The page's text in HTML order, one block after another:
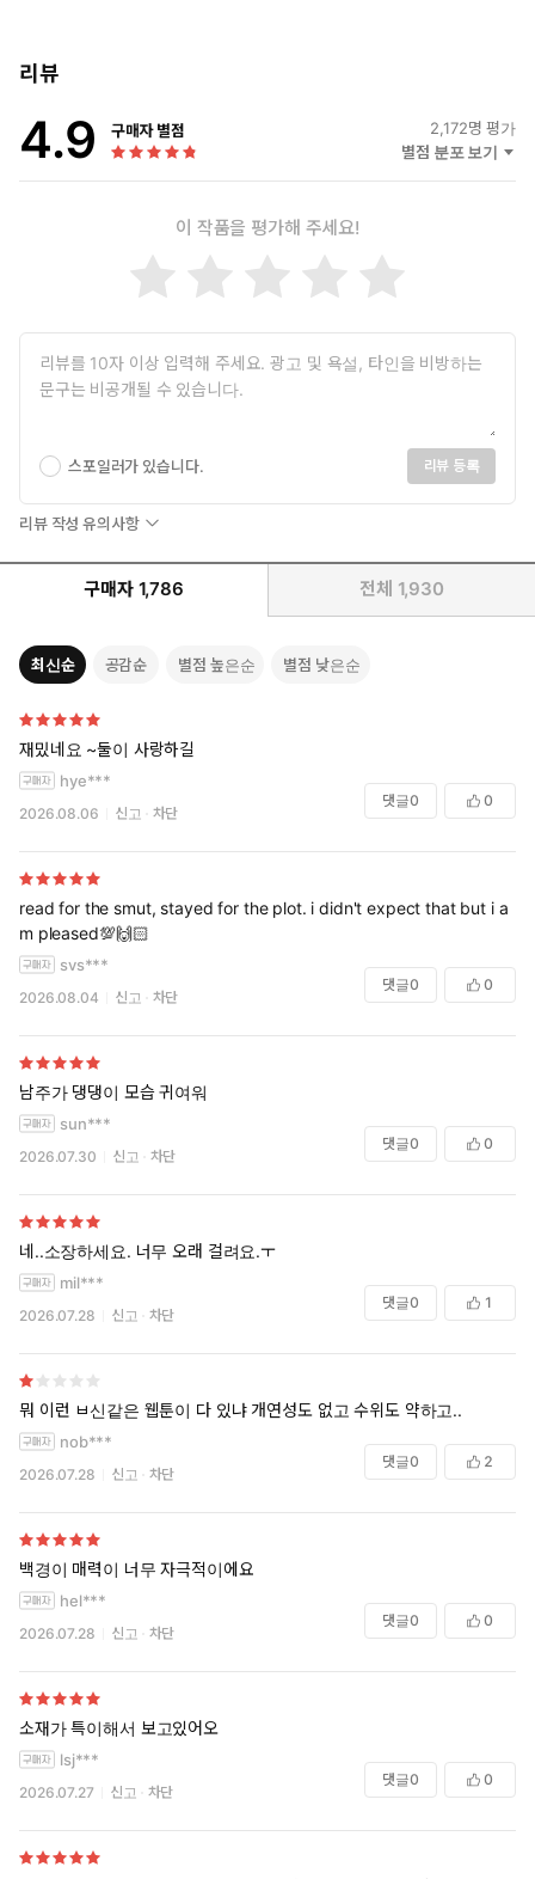
미도는 과연 아름다운 미치광이에게서 벗어날 수 있을까.
“나, 미도 씨 말대로 했어요.”
“진정제는 한 알도 안 먹고 버텼어.”
“…….”
남자의 목소리는 더없이 다정했지만, 흉악하게 발기한 성기는 미
도의 뱃가죽을 진득하게 문질렀다.
“여기 말고….”
유려한 손가락이 방금까지 거칠게 쑤셔대던 입술을 부드럽게 훑었
다.
“이쪽에 넣을래.”
벌어진 다리 사이로 묵직한 살 기둥이 턱, 자리 잡았다. 놀란 미도
가 헐떡이던 것도 잊고 고개를 홱 돌리자 백경이 나사 풀린 눈으
로 수줍게 미소 지었다.
“아무래도 미도 씨한테 내 동정, 줘야겠어요.”
리뷰
4.9 구매자 별점 2,172명 평가
별점 분포 보기
이 작품을 평가해 주세요!
스포일러가 있습니다. 리뷰 등록
리뷰 작성 유의사항
구매자 1,786 전체 1,930
최신순 공감순 별점 높은순 별점 낮은순
재밌네요 ~둘이 사랑하길
hye***
2026.08.06 신고 차단
댓글0 0
read for the smut, stayed for the plot. i didn't expect that but i a
m pleased💯🙌🏻
svs***
2026.08.04 신고 차단
댓글0 0
남주가 댕댕이 모습 귀여워
sun***
2026.07.30 신고 차단
댓글0 0
네..소장하세요. 너무 오래 걸려요.ㅜ
mil***
2026.07.28 신고 차단
댓글0 1
뭐 이런 ㅂ신같은 웹툰이 다 있냐 개연성도 없고 수위도 약하고..
nob***
2026.07.28 신고 차단
댓글0 2
백경이 매력이 너무 자극적이에요
hel***
2026.07.28 신고 차단
댓글0 0
소재가 특이해서 보고있어오
lsj***
2026.07.27 신고 차단
댓글0 0